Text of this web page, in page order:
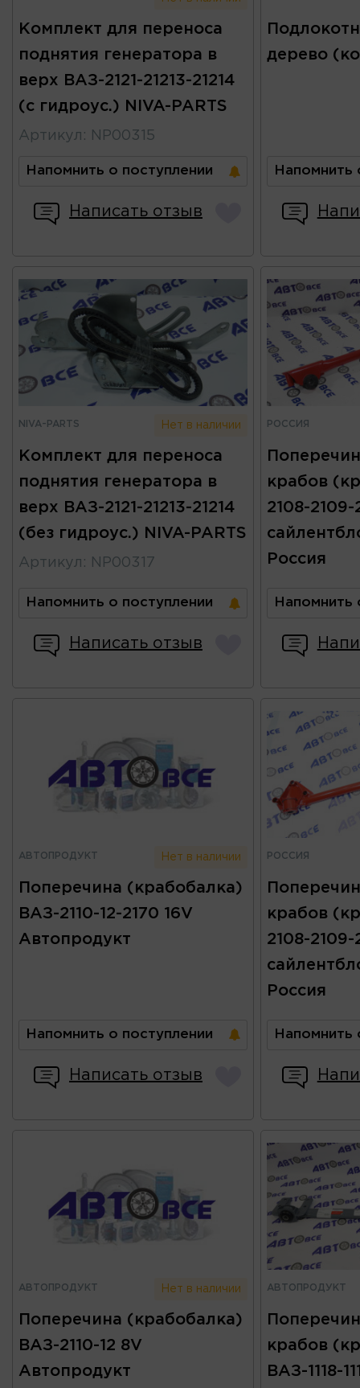
Комплект для переноса
поднятия генератора в
верх ВАЗ-2121-21213-21214
(с гидроус.) NIVA-PARTS
Артикул : NP00315
Напомнить о поступлении
Написать отзыв
дерево
Напомнить
NIVA-PARTS Нет в наличии
Комплект для переноса
поднятия генератора в
верх ВАЗ-2121-21213-21214
(без гидроус.) NIVA-PARTS
Артикул : NP00317
Напомнить о поступлении
Написать отзыв
РОССИЯ
крабов
2108-2109-
Россия
Напомнить
АВТОПРОДУКТ Нет в наличии
Поперечина (крабобалка)
ВАЗ-2110-12-2170 16V
Автопродукт
Напомнить о поступлении
Написать отзыв
РОССИЯ
крабов
2108-2109-
Россия
Напомнить
АВТОПРОДУКТ Нет в наличии
Поперечина (крабобалка)
ВАЗ-2110-12 8V
Автопродукт
АВТОПРОДУКТ
крабов
ВАЗ-1118-